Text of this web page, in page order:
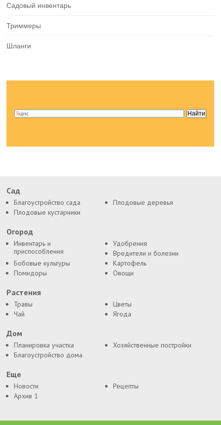
Садовый инвентарь
Триммеры
Шланги
Сад
Благоустройство сада
Плодовые деревья
Плодовые кустарники
Огород
Инвентарь и
приспособления
Удобрения
Вредители и болезни
Бобовые культуры
Картофель
Помидоры
Овощи
Растения
Травы
Цветы
Чай
Ягода
Дом
Планировка участка
Хозяйственные постройки
Благоустройство дома
Еще
Новости
Рецепты
Архив 1